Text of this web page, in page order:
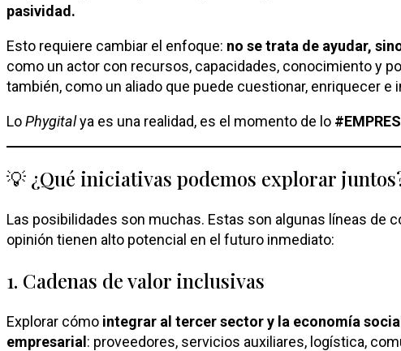
pasividad.
Esto requiere cambiar el enfoque: no se trata de ayudar,
como un actor con recursos, capacidades, conocimiento y
también, como un aliado que puede cuestionar, enriquecer e
LoPhygitalya es una realidad, es el momento de lo
💡 ¿Qué iniciativas podemos explorar
Las posibilidades son muchas. Estas son algunas líneas de
opinión tienen alto potencial en el futuro inmediato:
1. Cadenas de valor inclusivas
Explorar cómo integrar al tercer sector y la economía
empresarial: proveedores, servicios auxiliares, logística,